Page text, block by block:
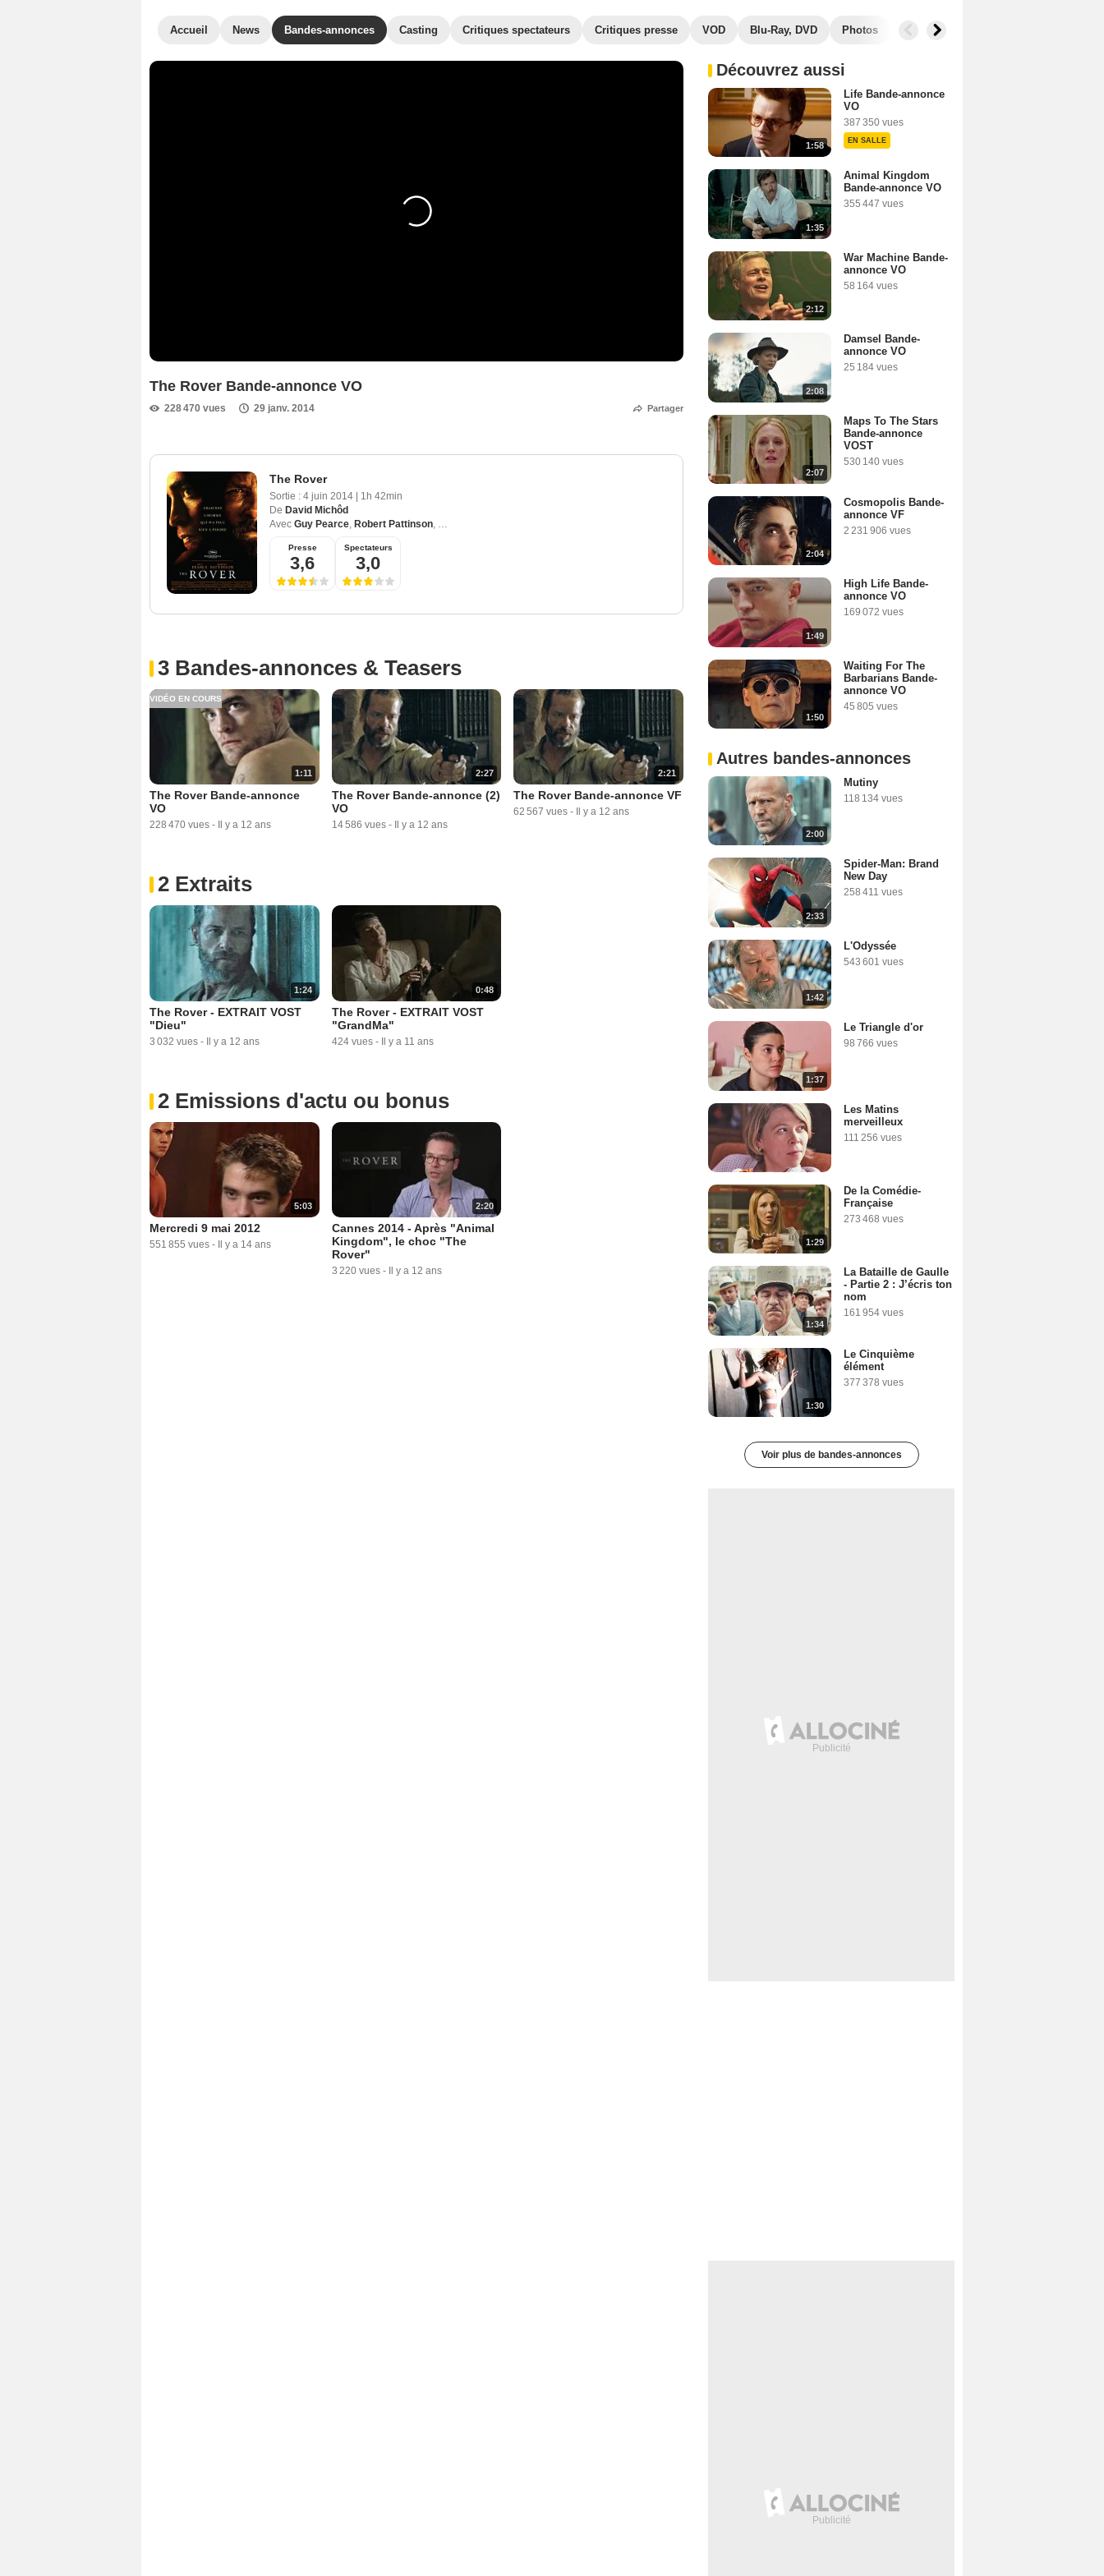
Accueil News Bandes-annonces Casting Critiques spectateurs Critiques presse VOD Blu-Ray, DVD Photos Musique
The Rover Bande-annonce VO
228 470 vues 29 janv. 2014 Partager
The Rover
Sortie : 4 juin 2014
1h 42min
De David Michôd
Avec Guy Pearce, Robert Pattinson, Scoot McNairy
Presse
3,6
Spectateurs
3,0
3 Bandes-annonces & Teasers
1:11
VIDÉO EN COURS
The Rover Bande-annonce
VO
228 470 vues - Il y a 12 ans
2:27
The Rover Bande-annonce (2)
VO
14 586 vues - Il y a 12 ans
2:21
The Rover Bande-annonce VF
62 567 vues - Il y a 12 ans
2 Extraits
1:24
The Rover - EXTRAIT VOST
"Dieu"
3 032 vues - Il y a 12 ans
0:48
The Rover - EXTRAIT VOST
"GrandMa"
424 vues - Il y a 11 ans
2 Emissions d'actu ou bonus
5:03
Mercredi 9 mai 2012
551 855 vues - Il y a 14 ans
2:20
Cannes 2014 - Après "Animal
Kingdom", le choc "The
Rover"
3 220 vues - Il y a 12 ans
Découvrez aussi
1:58
Life Bande-annonce
VO
387 350 vues
EN SALLE
1:35
Animal Kingdom
Bande-annonce VO
355 447 vues
2:12
War Machine Bande-
annonce VO
58 164 vues
2:08
Damsel Bande-
annonce VO
25 184 vues
2:07
Maps To The Stars
Bande-annonce
VOST
530 140 vues
2:04
Cosmopolis Bande-
annonce VF
2 231 906 vues
1:49
High Life Bande-
annonce VO
169 072 vues
1:50
Waiting For The
Barbarians Bande-
annonce VO
45 805 vues
Autres bandes-annonces
2:00
Mutiny
118 134 vues
2:33
Spider-Man: Brand
New Day
258 411 vues
1:42
L'Odyssée
543 601 vues
1:37
Le Triangle d'or
98 766 vues
Les Matins
merveilleux
111 256 vues
1:29
De la Comédie-
Française
273 468 vues
1:34
La Bataille de Gaulle
- Partie 2 : J’écris ton
nom
161 954 vues
1:30
Le Cinquième
élément
377 378 vues
Voir plus de bandes-annonces